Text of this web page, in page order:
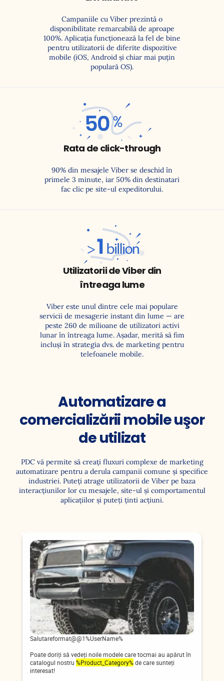
Campaniile cu Viber prezintă o
disponibilitate remarcabilă de aproape
100%. Aplicația funcționează la fel de bine
pentru utilizatorii de diferite dispozitive
mobile (iOS, Android și chiar mai puțin
populară OS).
50%
Rata de click-through
90% din mesajele Viber se deschid în
primele 3 minute, iar 50% din destinatari
fac clic pe site-ul expeditorului.
Peste 1
miliard
Utilizatorii de Viber din
întreaga lume
Viber este unul dintre cele mai populare
servicii de mesagerie instant din lume — are
peste 260 de milioane de utilizatori activi
lunar în întreaga lume. Așadar, merită să fim
incluși în strategia dvs. de marketing pentru
telefoanele mobile.
Automatizare a
comercializării mobile uşor
de utilizat
PDC vă permite să creați fluxuri complexe de marketing
automatizare pentru a derula campanii comune și specifice
industriei. Puteți atrage utilizatorii de Viber pe baza
interacțiunilor lor cu mesajele, site-ul și comportamentul
aplicațiilor și puteți ținti acțiuni.
Salutareformat@@1%UserName%
Poate doriți să vedeți noile modele care tocmai au apărut în
catalogul nostru %Product_Category%de care sunteți
interesat!